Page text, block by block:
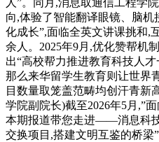
人”。同月,消息取通信工程学
向,体验了智能翻译眼镜、脑
化成长”,面临全英文讲课挑和,
余人。2025年9月,优化赞帮机
出“高校帮力推进教育科技人
那么来华留学生教育则让世界
目数量取笼盖范畴均创汗青新
学院副院长)截至2026年5月,”
本期报道带您走进——消息科
交换项目,搭建文明互鉴的桥梁”